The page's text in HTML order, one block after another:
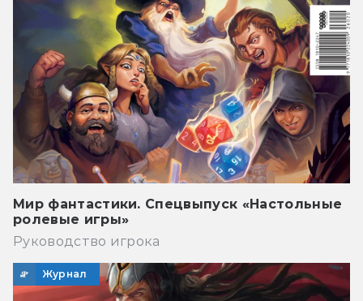
Мир фантастики. Спецвыпуск «Настольные
ролевые игры»
Руководство игрока
Журнал